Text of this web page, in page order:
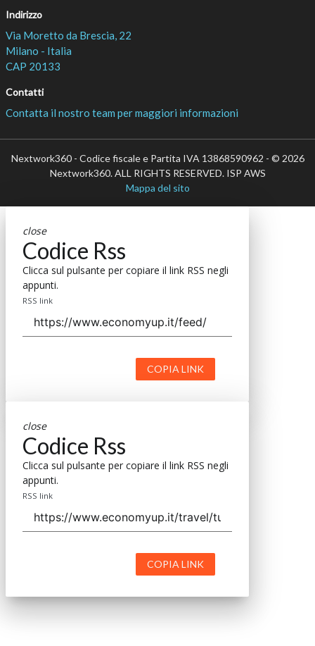
Indirizzo
Via Moretto da Brescia, 22
Milano - Italia
CAP 20133
Contatti
Contatta il nostro team per maggiori informazioni
Nextwork360 - Codice fiscale e Partita IVA 13868590962 - © 2026
Nextwork360. ALL RIGHTS RESERVED. ISP AWS
Mappa del sito
close
Codice Rss
Clicca sul pulsante per copiare il link RSS negli
appunti.
RSS link
COPIA LINK
close
Codice Rss
Clicca sul pulsante per copiare il link RSS negli
appunti.
RSS link
COPIA LINK